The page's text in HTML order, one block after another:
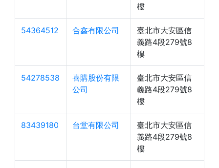
樓
54364512 合鑫有限公司
臺北市大安區信
義路4段279號8
樓
54278538
喜購股份有限
公司
臺北市大安區信
義路4段279號8
樓
83439180 台堂有限公司
臺北市大安區信
義路4段279號8
樓